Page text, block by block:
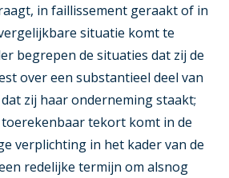
in faillissement geraakt of in
situatie komt te
begrepen de situaties dat zij de
over een substantieel deel van
zij haar onderneming staakt;
tekort komt in de
verplichting in het kader van de
redelijke termijn om alsnog